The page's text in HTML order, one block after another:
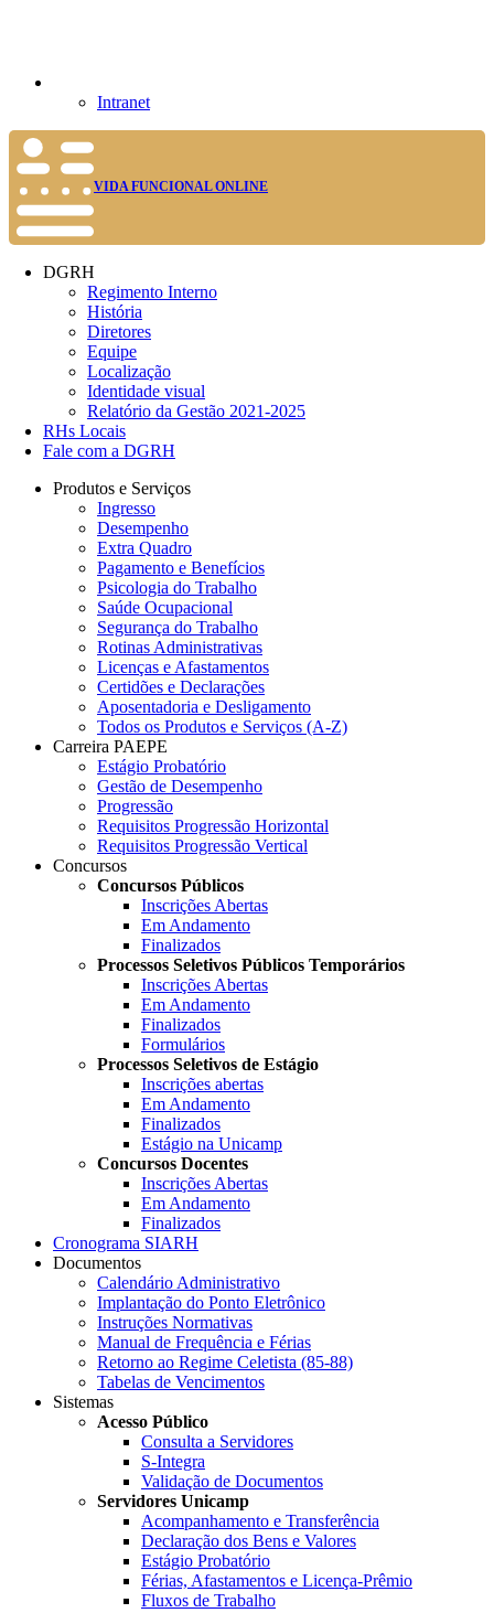
Intranet
VIDA FUNCIONAL ONLINE
DGRH
Regimento Interno
História
Diretores
Equipe
Localização
Identidade visual
Relatório da Gestão 2021-2025
RHs Locais
Fale com a DGRH
Produtos e Serviços
Ingresso
Desempenho
Extra Quadro
Pagamento e Benefícios
Psicologia do Trabalho
Saúde Ocupacional
Segurança do Trabalho
Rotinas Administrativas
Licenças e Afastamentos
Certidões e Declarações
Aposentadoria e Desligamento
Todos os Produtos e Serviços (A-Z)
Carreira PAEPE
Estágio Probatório
Gestão de Desempenho
Progressão
Requisitos Progressão Horizontal
Requisitos Progressão Vertical
Concursos
Concursos Públicos
Inscrições Abertas
Em Andamento
Finalizados
Processos Seletivos Públicos Temporários
Inscrições Abertas
Em Andamento
Finalizados
Formulários
Processos Seletivos de Estágio
Inscrições abertas
Em Andamento
Finalizados
Estágio na Unicamp
Concursos Docentes
Inscrições Abertas
Em Andamento
Finalizados
Cronograma SIARH
Documentos
Calendário Administrativo
Implantação do Ponto Eletrônico
Instruções Normativas
Manual de Frequência e Férias
Retorno ao Regime Celetista (85-88)
Tabelas de Vencimentos
Sistemas
Acesso Público
Consulta a Servidores
S-Integra
Validação de Documentos
Servidores Unicamp
Acompanhamento e Transferência
Declaração dos Bens e Valores
Estágio Probatório
Férias, Afastamentos e Licença-Prêmio
Fluxos de Trabalho